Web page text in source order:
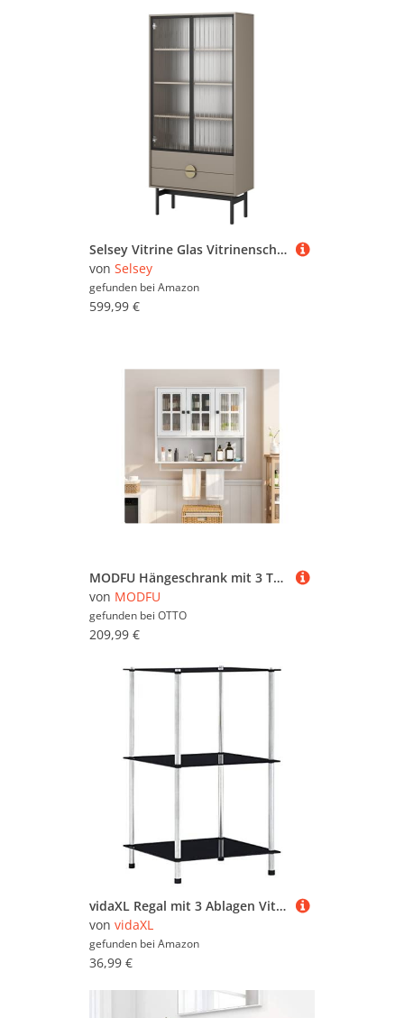
Selsey Vitrine Glas Vitrinenschrank Glasvitrine Wohnzimmer Glastür Hoch 84 cm 2 Schubladen 4 Fächer Beige Cappuccino Stoon
von Selsey
gefunden bei Amazon
599,99 €
MODFU Hängeschrank mit 3 Türen und Handtuchhalter (Badezimmerschrank,Praktische Wandaufbewahrung mit Flügeltür aus Glas und großzügigem Stauraum, modernes Hängevitrine-Design aus MDF)
von MODFU
gefunden bei OTTO
209,99 €
vidaXL Regal mit 3 Ablagen Vitrine Glas Glasregal Dekoregal Sammlervitrine Standregal Glasvitrine Bücherregal Vitrinenschrank Schwarz 40x40x67 cm Hartglas
von vidaXL
gefunden bei Amazon
36,99 €